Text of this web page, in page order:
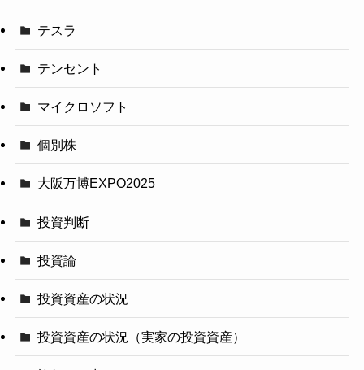
テスラ
テンセント
マイクロソフト
個別株
大阪万博EXPO2025
投資判断
投資論
投資資産の状況
投資資産の状況（実家の投資資産）